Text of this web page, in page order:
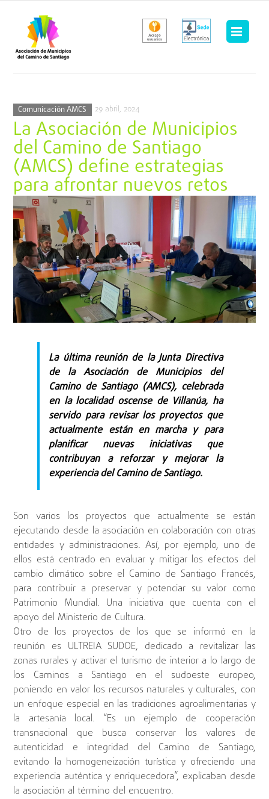
contenido
Comunicación AMCS 29 abril, 2024
La Asociación de Municipios
del Camino de Santiago
(AMCS) define estrategias
para afrontar nuevos retos
La última reunión de la Junta Directiva
de la Asociación de Municipios del
Camino de Santiago (AMCS), celebrada
en la localidad oscense de Villanúa, ha
servido para revisar los proyectos que
actualmente están en marcha y para
planificar nuevas iniciativas que
contribuyan a reforzar y mejorar la
experiencia del Camino de Santiago.
Son varios los proyectos que actualmente se están
ejecutando desde la asociación en colaboración con otras
entidades y administraciones. Así, por ejemplo, uno de
ellos está centrado en evaluar y mitigar los efectos del
cambio climático sobre el Camino de Santiago Francés,
para contribuir a preservar y potenciar su valor como
Patrimonio Mundial. Una iniciativa que cuenta con el
apoyo del Ministerio de Cultura.
Otro de los proyectos de los que se informó en la
reunión es ULTREIA SUDOE, dedicado a revitalizar las
zonas rurales y activar el turismo de interior a lo largo de
los Caminos a Santiago en el sudoeste europeo,
poniendo en valor los recursos naturales y culturales, con
un enfoque especial en las tradiciones agroalimentarias y
la artesanía local. “Es un ejemplo de cooperación
transnacional que busca conservar los valores de
autenticidad e integridad del Camino de Santiago,
evitando la homogeneización turística y ofreciendo una
experiencia auténtica y enriquecedora”, explicaban desde
la asociación al término del encuentro.